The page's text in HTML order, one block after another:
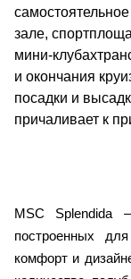
MSC Splendida
построенных
комфорт и
зале,
мини-
и окончания
посадки и
причаливает к